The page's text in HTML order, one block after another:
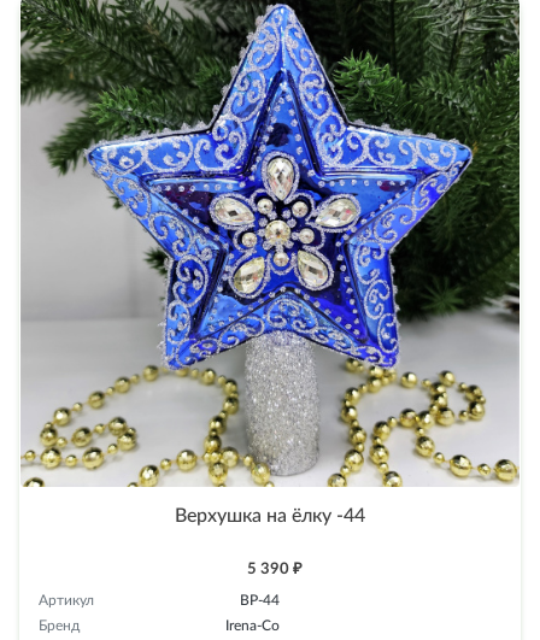
Верхушка на ёлку -44
5 390 ₽
Артикул
ВР-44
Бренд
Irena-Co